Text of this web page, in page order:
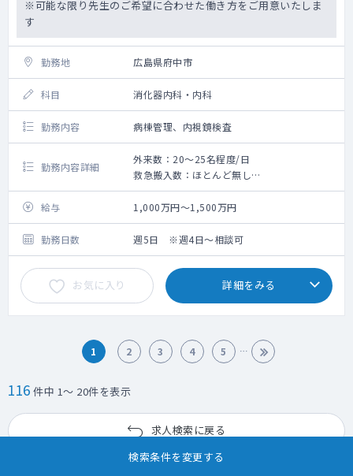
※可能な限り先生のご希望に合わせた働き方をご用意いたしま
す
勤務地 広島県府中市
科目 消化器内科・内科
勤務内容 病棟管理、内視鏡検査
勤務内容詳細
外来数：20～25名程度/日
救急搬入数：ほとんど無し
内視鏡検査：0～3件/日（来年度以降は健診
を開始予定の為、件数は増える予定です。）
病棟管理：20～40床（病床45床）
給与 1,000万円～1,500万円
勤務日数 週5日 ※週4日～相談可
お気に入り 詳細をみる
1 2 3 4 5
116 件中 1～ 20件を表示
求人検索に戻る
検索条件を変更する